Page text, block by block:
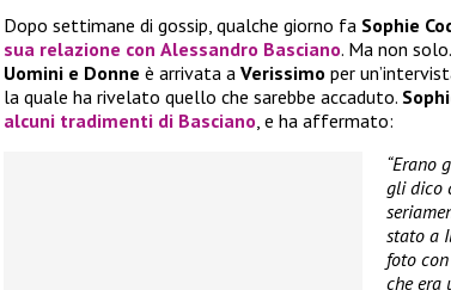
Dopo settimane di gossip, qualche giorno fa Sophie
sua relazione con Alessandro Basciano. Ma non
Uomini e Donne è arrivata a Verissimo per
la quale ha rivelato quello che sarebbe accaduto.
alcuni tradimenti di Basciano, e ha affermato:
“Erano
gli dico
stato a
foto
che era